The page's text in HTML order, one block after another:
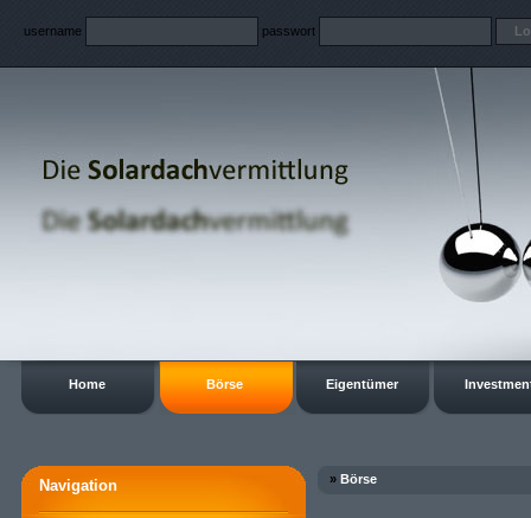
username passwort
Home Börse Eigentümer
Navigation » Börse